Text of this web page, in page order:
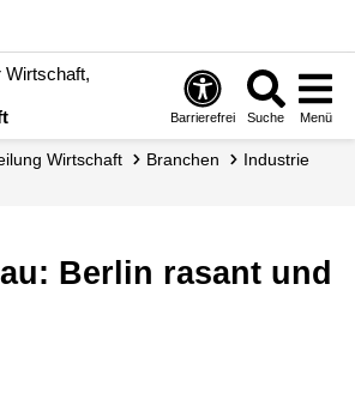
Wirtschaft,
Barrierefrei Suche Menü
Wirtschaft Branchen
Industrie